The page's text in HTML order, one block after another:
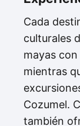
Cada
culturales
mayas
mientras
Cozumel.
también